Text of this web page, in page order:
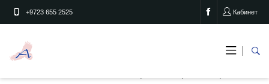
+9723 655 2525 Кабинет